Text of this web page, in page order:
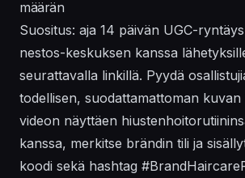
määrän
Suositus: aja 14 päivän UGC-
nestos-keskuksen kanssa
seurattavalla linkillä. Pyydä
todellisen, suodattamattoman kuvan
videon näyttäen
kanssa, merkitse brändin tili ja
koodi sekä hashtag